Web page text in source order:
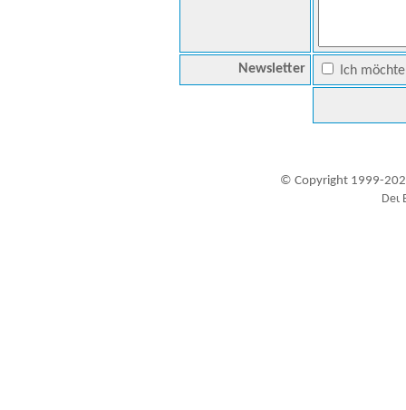
Newsletter Ich
© Copyright 1999-